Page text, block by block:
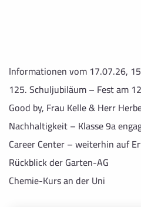
Informationen vom 17.07.26,
125. Schuljubiläum – Fest am
Good by, Frau Kelle & Herr
Nachhaltigkeit – Klasse 9a
Career Center – weiterhin auf
Rückblick der Garten-AG
Chemie-Kurs an der Uni